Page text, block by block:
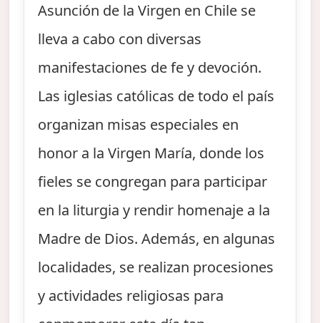
Asunción de la Virgen en Chile se
lleva a cabo con diversas
manifestaciones de fe y devoción.
Las iglesias católicas de todo el país
organizan misas especiales en
honor a la Virgen María, donde los
fieles se congregan para participar
en la liturgia y rendir homenaje a la
Madre de Dios. Además, en algunas
localidades, se realizan procesiones
y actividades religiosas para